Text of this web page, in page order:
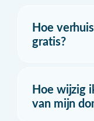
Hoe
gratis?
Hoe wijzig
van mijn